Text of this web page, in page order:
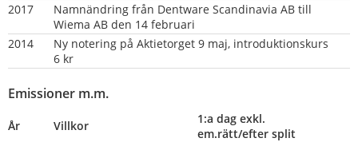
2017
Namnändring från Dentware Scandinavia AB till
Wiema AB den 14 februari
2014
Ny notering på Aktietorget 9 maj, introduktionskurs
6 kr
Emissioner m.m.
År Villkor
1:a dag exkl.
em.rätt/efter split